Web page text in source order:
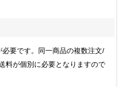
要です。同一商品の複数注文/
料が個別に必要となりますので